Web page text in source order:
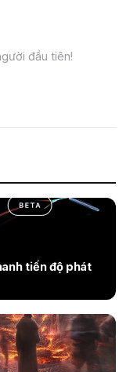
đầu tiên!
tiến độ phát